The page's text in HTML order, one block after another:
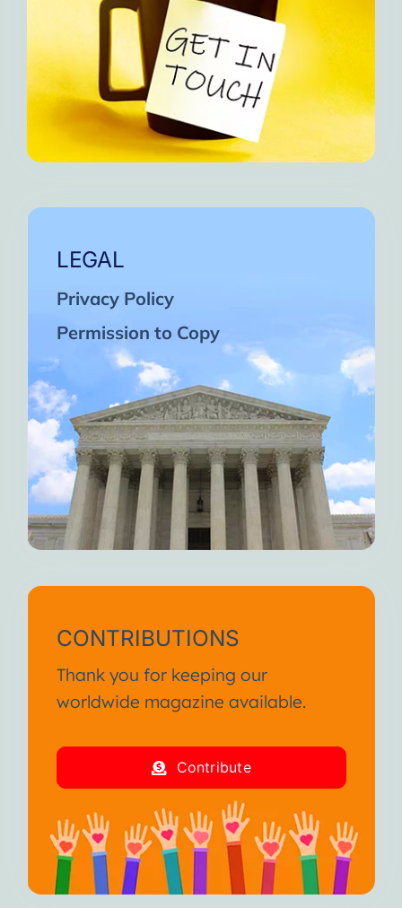
LEGAL
Privacy Policy
Permission to Copy
CONTRIBUTIONS
Thank you for keeping our
worldwide magazine available.
Contribute